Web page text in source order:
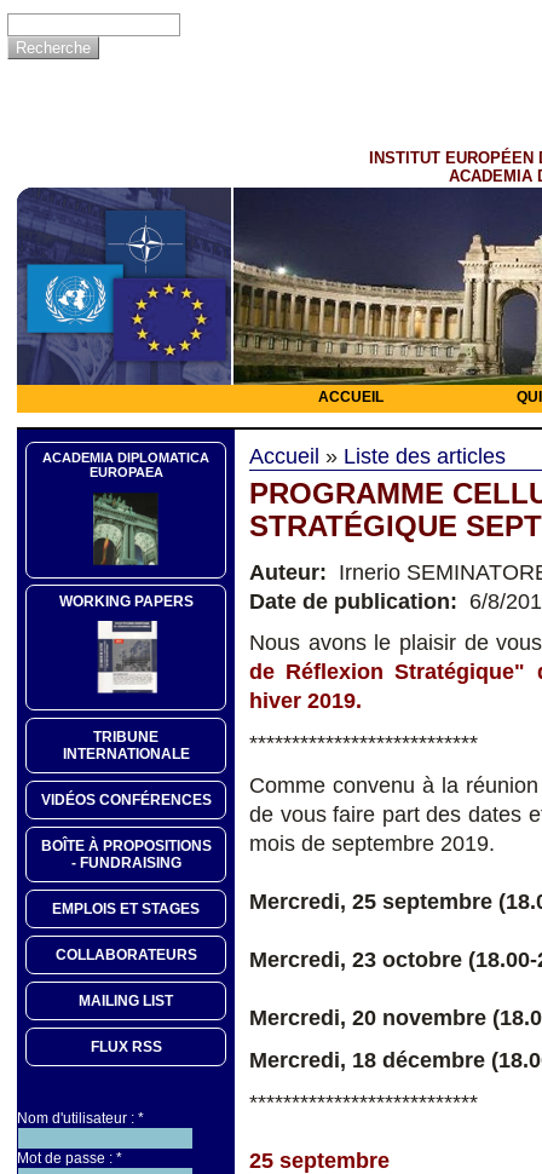
INSTITUT EUROPÉEN
ACADEMIA
ACCUEIL
ACADEMIA DIPLOMATICA
EUROPAEA
WORKING PAPERS
TRIBUNE
INTERNATIONALE
VIDÉOS CONFÉRENCES
BOÎTE À PROPOSITIONS
- FUNDRAISING
EMPLOIS ET STAGES
COLLABORATEURS
MAILING LIST
FLUX RSS
Nom d'utilisateur : *
Mot de passe : *
Accueil » Liste des articles
PROGRAMME
STRATÉGIQUE
Auteur: Irnerio
Date de publication: 6/8/
Nous avons le plaisir de
de Réflexion
hiver 2019.
***************************
Comme convenu à la
de vous faire part des dates
mois de septembre 2019.
Mercredi, 25 septembre
Mercredi, 23 octobre (18.00-
Mercredi, 20 novembre
Mercredi, 18 décembre
***************************
25 septembre